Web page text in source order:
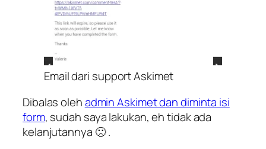
Email dari support Askimet
Dibalas olehadmin Askimet dan diminta isi
form, sudah saya lakukan, eh tidak ada
kelanjutannya 🙁 .